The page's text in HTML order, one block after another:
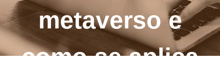
metaverso e
como se aplica